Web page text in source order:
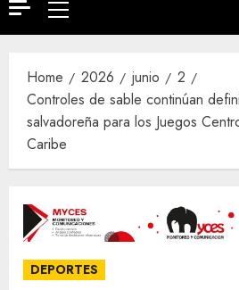
Primary
Menu
Home 2026 junio
2
Controles de sable continúan
salvadoreña para los Juegos
Caribe
DEPORTES